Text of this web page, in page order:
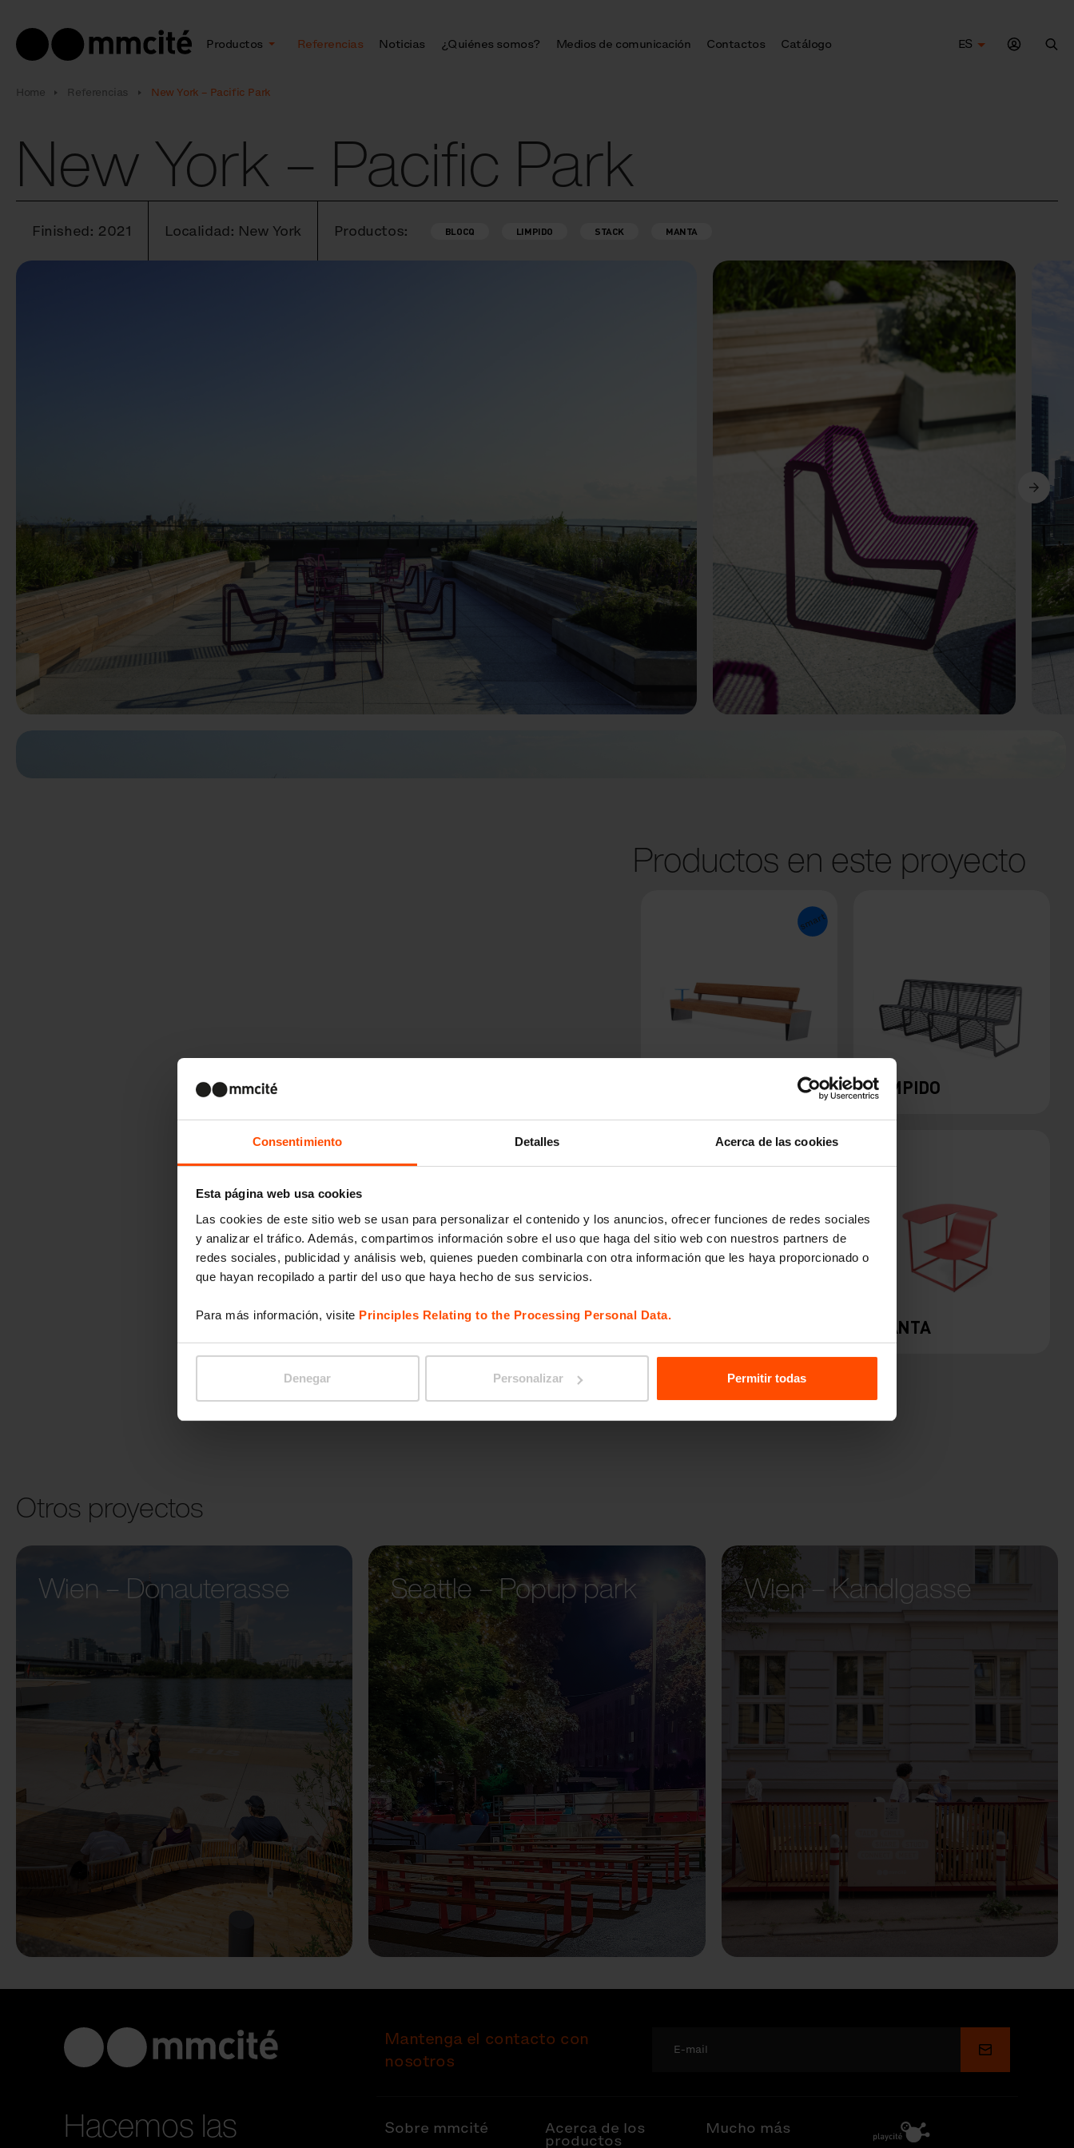
Consentimiento Detalles Acerca de las cookies
Esta página web usa cookies
Las cookies de este sitio web se usan para personalizar el contenido y los anuncios, ofrecer funciones de redes sociales
y analizar el tráfico. Además, compartimos información sobre el uso que haga del sitio web con nuestros partners de
redes sociales, publicidad y análisis web, quienes pueden combinarla con otra información que les haya proporcionado o
que hayan recopilado a partir del uso que haya hecho de sus servicios.
Para más información, visite Principles Relating to the Processing Personal Data.
Denegar Personalizar Permitir todas
Productos Referencias Noticias ¿Quiénes somos? Medios de comunicación Contactos Catálogo
ES
Home Referencias New York – Pacific Park
New York – Pacific Park
Finished: 2021 Localidad: New York Productos: BLOCQ LIMPIDO STACK MANTA
Anterior Siguiente
Productos en este proyecto
LIMPIDO
STACK MANTA
Otros proyectos
Wien – Donauterasse
Seattle – Popup park Wien – Kandlgasse
Hacemos las
Mantenga el contacto con
nosotros
Enviar
Sobre mmcité Acerca de los
productos
Mucho más